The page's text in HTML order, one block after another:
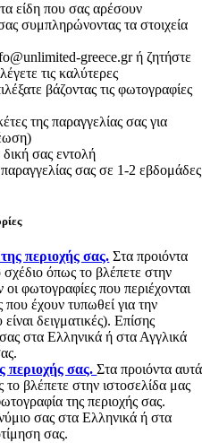
είδη που σας αρέσουν
συμπληρώνοντας τα στοιχεία
greece.gr ή ζητήστε
τις καλύτερες
βάζοντας τις φωτογραφίες
της παραγγελίας σας για
σας εντολή
σας σε 1-2 εβδομάδες
περιοχής σας. Στα προιόντα
σχέδιο όπως το βλέπετε στην
φωτογραφίες που περιέχονται
έχουν τυπωθεί για την
δειγματικές). Επίσης
στα Ελληνικά ή στα Αγγλικά
περιοχής σας.Στα προιόντα αυτά
το βλέπετε στην ιστοσελίδα μας
της περιοχής σας.
σας στα Ελληνικά ή στα
σας.